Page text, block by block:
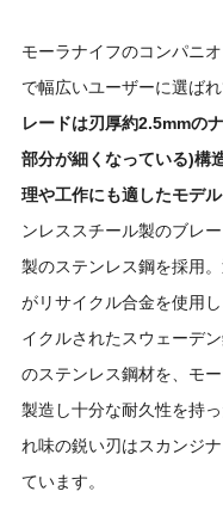
モーラナイフのコンパニ
で幅広いユーザーに選ば
レードは刃厚約2.5mmの
部分が細くなっている)構
理や工作にも適したモデル
ンレススチール製のブレ
製のステンレス鋼を採用
がリサイクル合金を使用
イクルされたスウェーデ
のステンレス鋼材を、モ
製造し十分な耐久性を持
れ味の鋭い刃はスカンジ
ています。